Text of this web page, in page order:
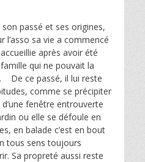
passé et ses origines,
l’asso sa vie a commencé
après avoir été
qui ne pouvait la
De ce passé, il lui reste
comme se précipiter
fenêtre entrouverte
ou elle se défoule en
en balade c’est en bout
tous sens toujours
Sa propreté aussi reste